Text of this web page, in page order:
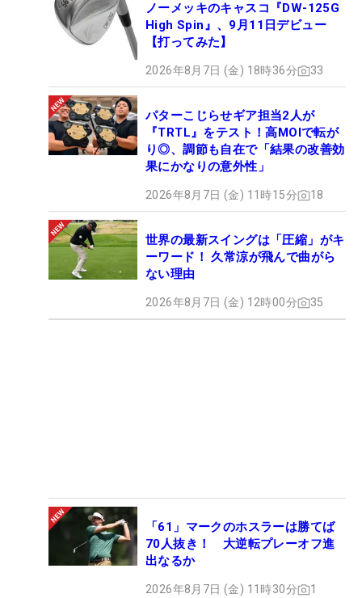
ノーメッキのキャスコ『DW-125G
High Spin』、9月11日デビュー
【打ってみた】
2026年8月7日 (金) 18時36分 33
パターこじらせギア担当2人が
『TRTL』をテスト！高MOIで転が
り◎、調節も自在で「結果の改善効
果にかなりの意外性」
2026年8月7日 (金) 11時15分 18
世界の最新スイングは「圧縮」がキ
ーワード！ 久常涼が飛んで曲がら
ない理由
2026年8月7日 (金) 12時00分 35
「61」マークのホスラーは勝てば
70人抜き！ 大逆転プレーオフ進
出なるか
2026年8月7日 (金) 11時30分 1